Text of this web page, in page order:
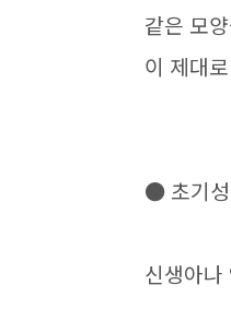
같은 모
이 제대
● 초기
신생아